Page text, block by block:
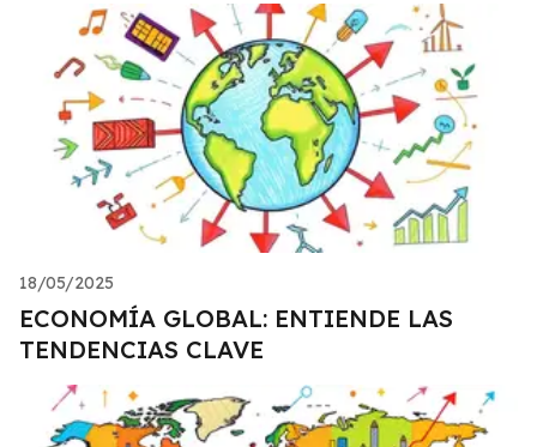
18/05/2025
ECONOMÍA GLOBAL: ENTIENDE LAS
TENDENCIAS CLAVE